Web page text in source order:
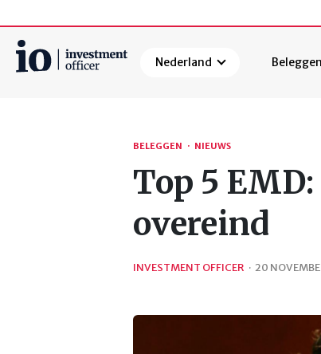
Nederland Beleggen
BELEGGEN · NIEUWS
Top 5
overeind
INVESTMENT OFFICER · 20